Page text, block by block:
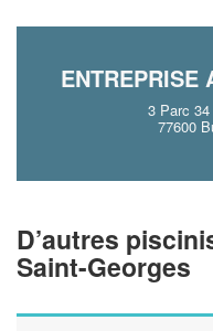
ENTREPRISE
3 Parc
77600
D’autres
Saint-Georges